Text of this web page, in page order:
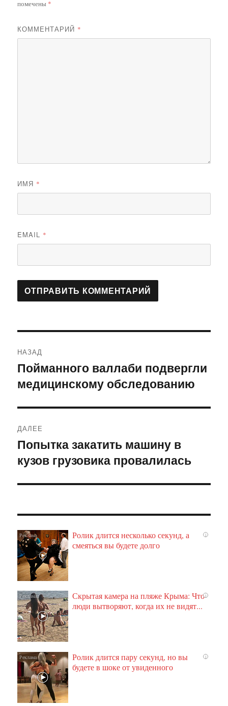
помечены *
КОММЕНТАРИЙ *
ИМЯ *
EMAIL *
по
записям
НАЗАД
Предыдущая
запись:
Пойманного валлаби подвергли
медицинскому обследованию
ДАЛЕЕ
Следующая
запись:
Попытка закатить машину в
кузов грузовика провалилась
i
Ролик длится несколько секунд, а
смеяться вы будете долго
i
Скрытая камера на пляже Крыма: Что
люди вытворяют, когда их не видят...
i
Ролик длится пару секунд, но вы
будете в шоке от увиденного